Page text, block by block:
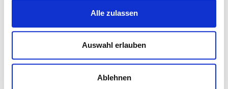
Alle zulassen
Auswahl erlauben
Ablehnen